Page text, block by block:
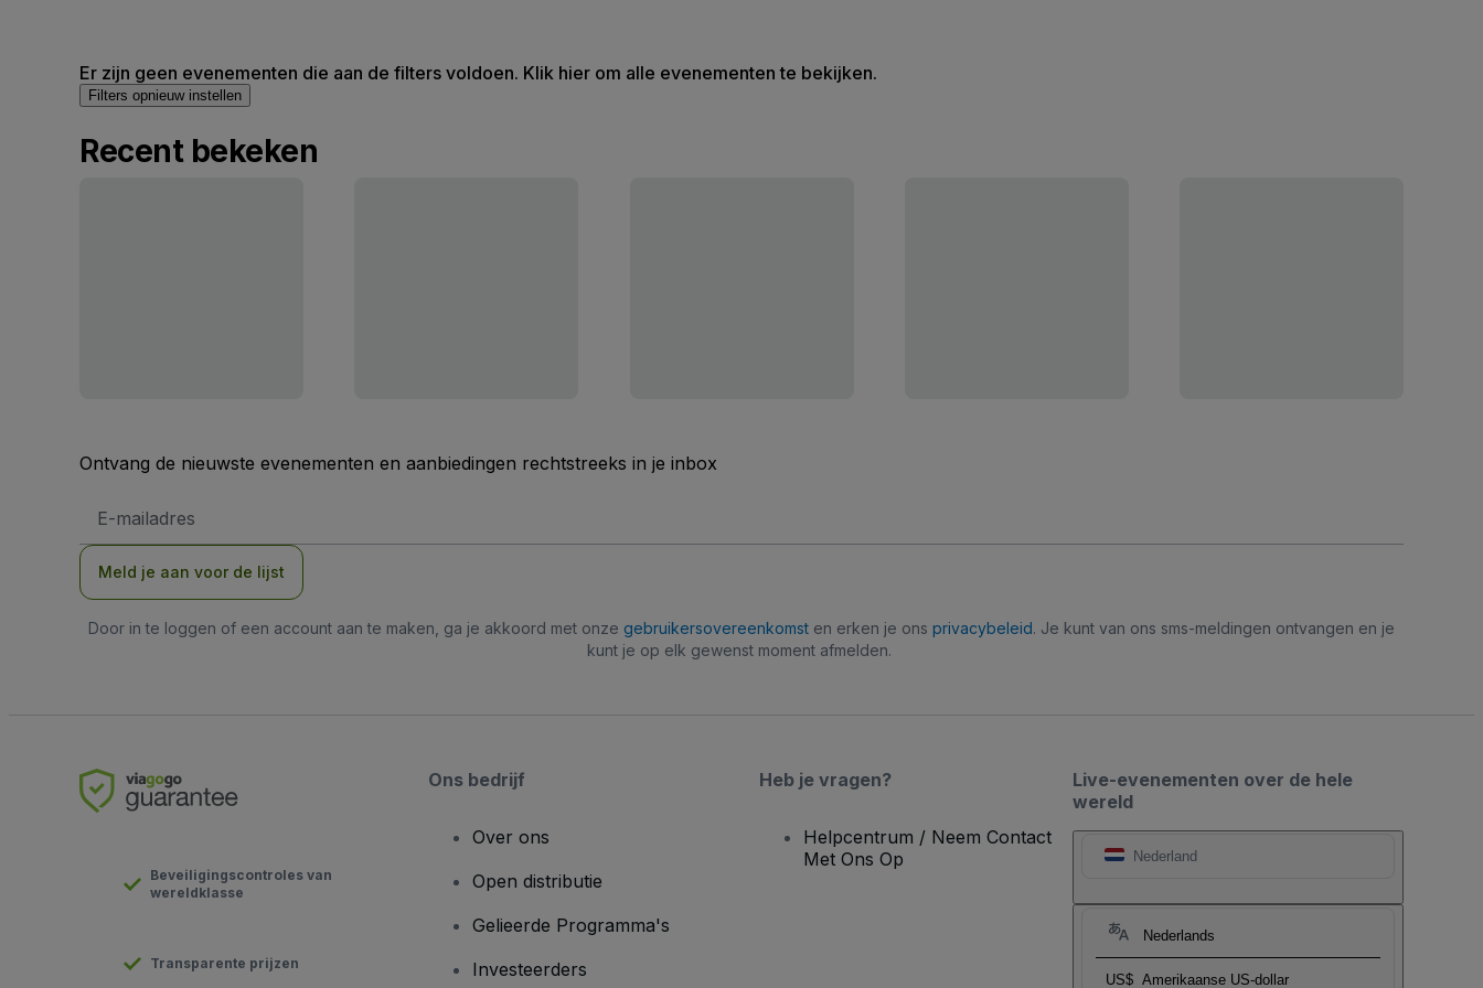
Er zijn geen evenementen die aan de filters voldoen. Klik hier om alle evenementen te bekijken.
Filters opnieuw instellen
Recent bekeken
Ontvang de nieuwste evenementen en aanbiedingen rechtstreeks in je inbox
mailadres
Meld je aan voor de lijst
Door in te loggen of een account aan te maken, ga je akkoord met onze gebruikersovereenkomst en erken je ons privacybeleid. Je kunt van ons sms-meldingen ontvangen en je
kunt je op elk gewenst moment afmelden.
Live-evenementen over de hele
wereld
Nederland
Nederlands
US$ Amerikaanse US-dollar
Beveiligingscontroles van
wereldklasse
Transparente prijzen
Ons bedrijf
Over ons
Open distributie
Gelieerde Programma's
Investeerders
Heb je vragen?
Helpcentrum / Neem Contact
Met Ons Op